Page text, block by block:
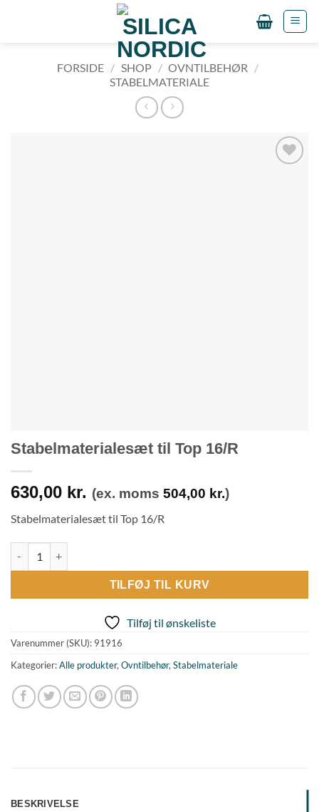
FORSIDE / SHOP / OVNTILBEHØR /
STABELMATERIALE
Stabelmaterialesæt til Top 16/R
630,00 kr. (ex. moms 504,00 kr.)
Stabelmaterialesæt til Top 16/R
TILFØJ TIL KURV
Tilføj til ønskeliste
Varenummer (SKU): 91916
Kategorier:Alle produkter, Ovntilbehør, Stabelmateriale
BESKRIVELSE